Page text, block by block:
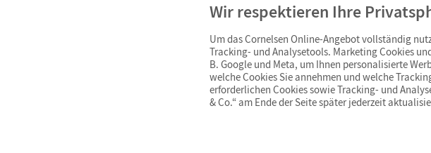
Persönliche Angebote für Lehrkräfte
Sicheres Einkaufen mit SSL-Verschlüsselung
Widerrufsfristvon 4 Wochen
Schnelle und einfache Retourenabwicklung
Wir respektieren Ihre
Um das Cornelsen Online-Angebot vollständig
Tracking- und Analysetools. Marketing Cookies
B. Google und Meta, um Ihnen personalisierte
welche Cookies Sie annehmen und welche
erforderlichen Cookies sowie Tracking- und
& Co.“ am Ende der Seite später jederzeit